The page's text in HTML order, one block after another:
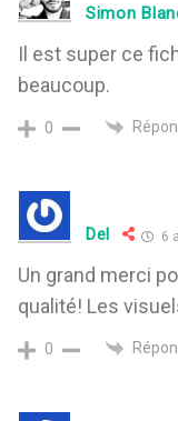
Simon
Il est super ce
beaucoup.
0
Del 6
Un grand merci
qualité! Les
0